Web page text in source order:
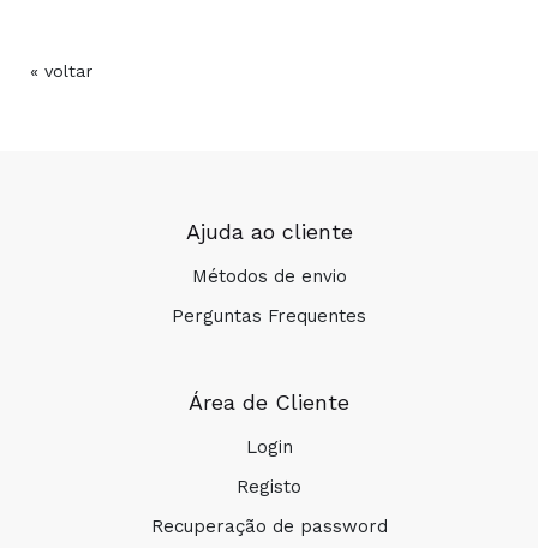
« voltar
Ajuda ao cliente
Métodos de envio
Perguntas Frequentes
Área de Cliente
Login
Registo
Recuperação de password